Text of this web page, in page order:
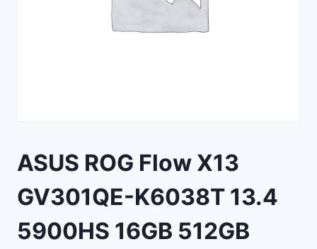
ASUS ROG Flow X13
GV301QE-K6038T 13.4
5900HS 16GB 512GB